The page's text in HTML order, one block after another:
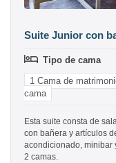
Suite Junior con
Tipo de cama
1 Cama de
cama
Esta suite consta de
con bañera y artículos
acondicionado, minibar
2 camas.